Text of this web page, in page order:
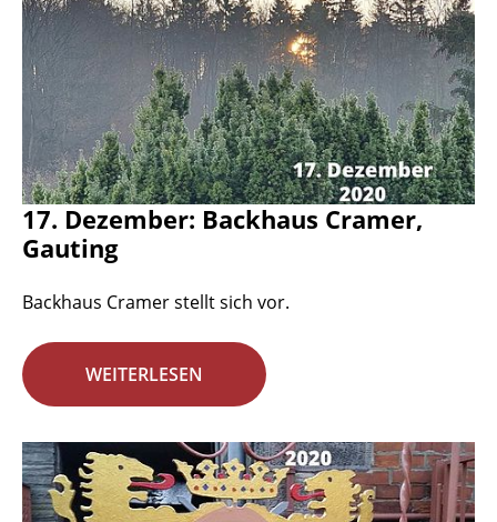
17. Dezember: Backhaus Cramer,
Gauting
Backhaus Cramer stellt sich vor.
WEITERLESEN